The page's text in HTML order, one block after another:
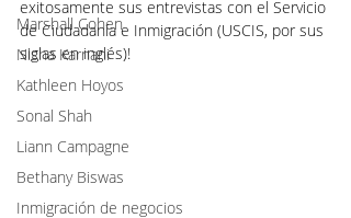
Marshall Cohen
Nisha Karnani
Kathleen Hoyos
Sonal Shah
Liann Campagne
Bethany Biswas
Inmigración de negocios
exitosamente sus entrevistas con el Servicio
de Ciudadanía e Inmigración (USCIS, por sus
siglas en inglés)!